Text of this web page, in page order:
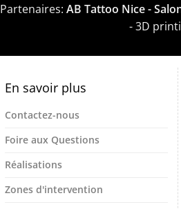
Partenaires: AB Tattoo Nice -
- 3D
En savoir plus
Contactez-nous
Foire aux Questions
Réalisations
Zones d'intervention